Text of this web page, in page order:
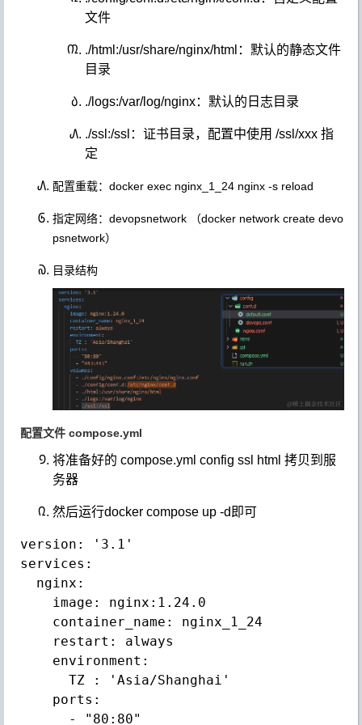
文件
./html:/usr/share/nginx/html ：默认的静态文件
目录
./logs:/var/log/nginx：默认的日志目录
./ssl:/ssl ：证书目录，配置中使用 /ssl/xxx 指
定
配置重载： docker exec nginx_1_24 nginx -s reload
指定网络：devopsnetwork （docker network create devo
psnetwork）
目录结构
配置文件 compose.yml
将准备好的 compose.yml config ssl html 拷贝到服
务器
然后运行docker compose up -d 即可
version: '3.1'
services:
  nginx:
    image: nginx:1.24.0
    container_name: nginx_1_24
    restart: always
    environment:
      TZ : 'Asia/Shanghai'
    ports:
      - "80:80"